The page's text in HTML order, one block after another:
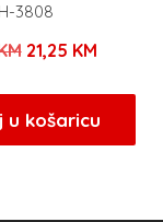
3808
Izvorna
bila
je:
21,25 KMTrenutna
je:
21,25 KM.
u košaricu